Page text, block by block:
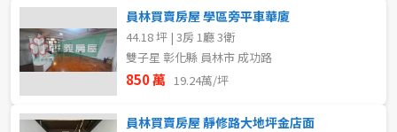
員林買賣房屋 學區旁平車華廈
44.18 坪 | 3房 1廳 3衛
雙子星 彰化縣 員林市 成功路
850 萬 19.24萬/坪
員林買賣房屋 靜修路大地坪金店面